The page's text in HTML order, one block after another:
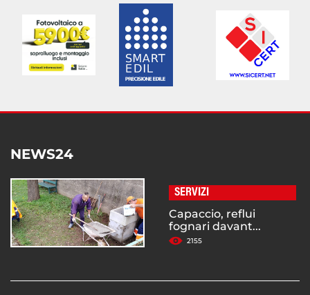
NEWS24
SERVIZI
Capaccio, reflui
fognari davant...
2155